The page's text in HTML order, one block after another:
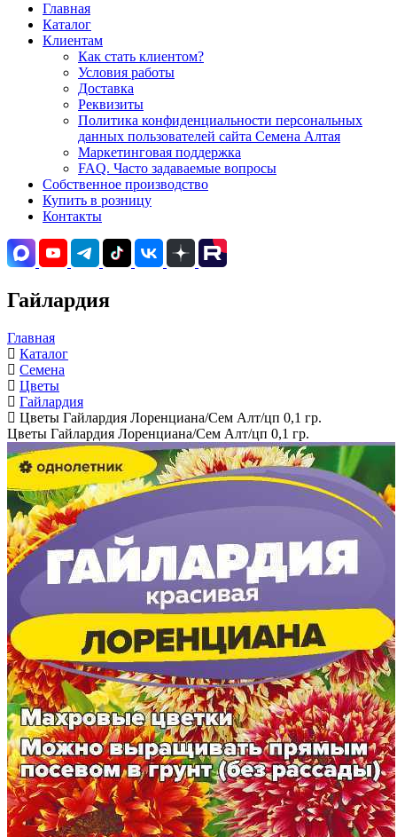
Главная
Каталог
Клиентам
Как стать клиентом?
Условия работы
Доставка
Реквизиты
Политика конфиденциальности персональных
данных пользователей сайта Семена Алтая
Маркетинговая поддержка
FAQ. Часто задаваемые вопросы
Собственное производство
Купить в розницу
Контакты
Гайлардия
Главная
Каталог
Семена
Цветы
Гайлардия
Цветы Гайлардия Лоренциана/Сем Алт/цп 0,1 гр.
Цветы Гайлардия Лоренциана/Сем Алт/цп 0,1 гр.